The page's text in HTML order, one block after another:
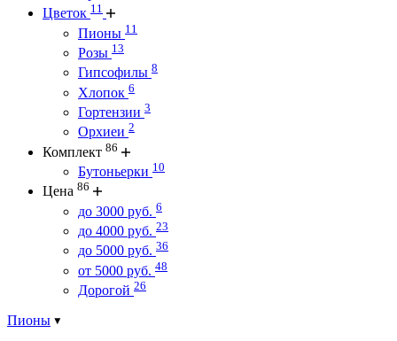
Цветок 11
Пионы 11
Розы 13
Гипсофилы 8
Хлопок 6
Гортензии 3
Орхиеи 2
Комплект 86
Бутоньерки 10
Цена 86
до 3000 руб. 6
до 4000 руб. 23
до 5000 руб. 36
от 5000 руб. 48
Дорогой 26
Пионы